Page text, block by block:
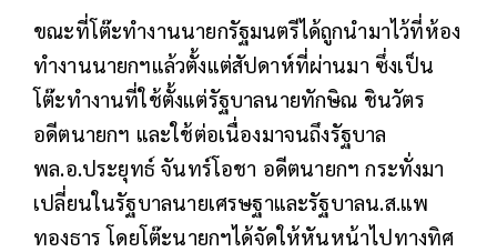
ขณะที่โต๊ะทำงานนายกรัฐมนตรีได้ถูกนำมาไว้ที่ห้อง
ทำงานนายกฯแล้วตั้งแต่สัปดาห์ที่ผ่านมา ซึ่งเป็น
โต๊ะทำงานที่ใช้ตั้งแต่รัฐบาลนายทักษิณ ชินวัตร
อดีตนายกฯ และใช้ต่อเนื่องมาจนถึงรัฐบาล
พล.อ.ประยุทธ์ จันทร์โอชา อดีตนายกฯ กระทั่งมา
เปลี่ยนในรัฐบาลนายเศรษฐาและรัฐบาลน.ส.แพ
ทองธาร โดยโต๊ะนายกฯได้จัดให้หันหน้าไปทางทิศ